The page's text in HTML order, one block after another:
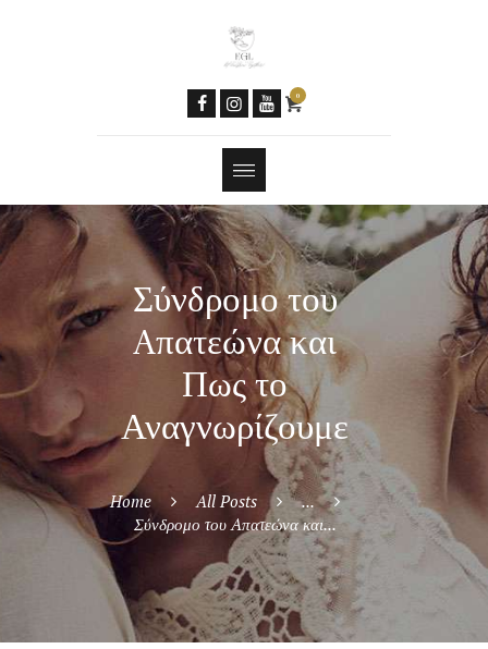
0
Σύνδρομο του
Aπατεώνα και
Πως το
Αναγνωρίζουμε
Home All Posts
...
Σύνδρομο του Aπατεώνα και...
Women & AI
Social Media
Newsletter
Features